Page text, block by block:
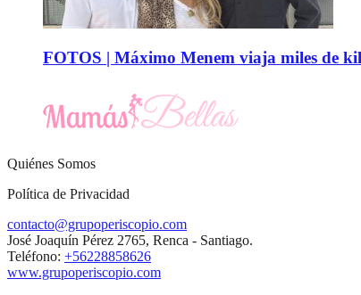
FOTOS | Máximo Menem viaja miles de
Quiénes Somos
Política de Privacidad
contacto@grupoperiscopio.com
José Joaquín Pérez 2765, Renca - Santiago.
Teléfono: +56228858626
www.grupoperiscopio.com